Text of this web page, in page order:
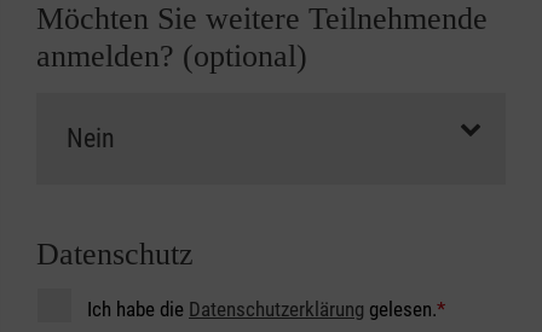
Möchten Sie weitere Teilnehmende
anmelden? (optional)
Datenschutz
Ich habe die Datenschutzerklärung gelesen.*